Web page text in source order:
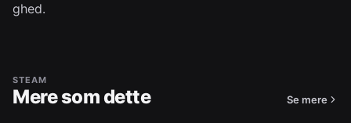
ghed.
STEAM
Mere som dette Se mere